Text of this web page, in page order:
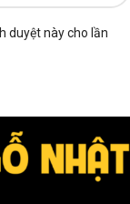
duyệt này cho lần